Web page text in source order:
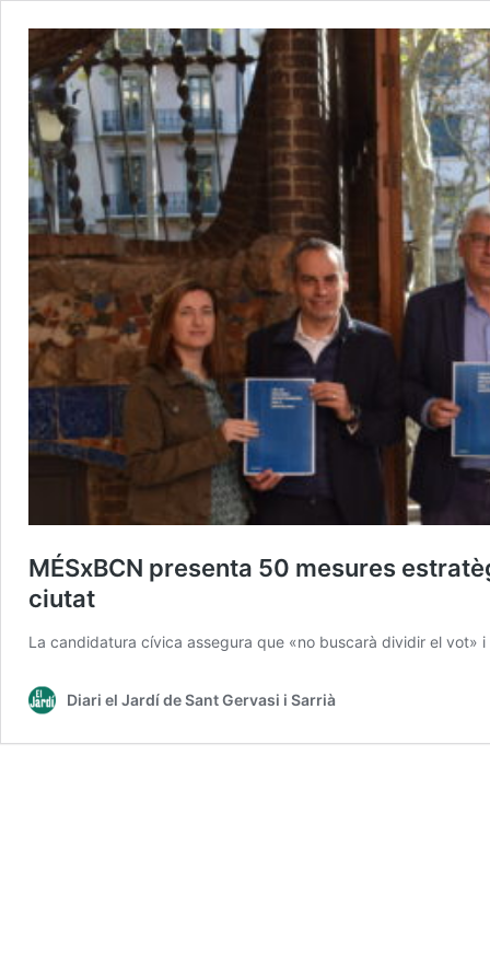
MÉSxBCN presenta 50 mesures
ciutat
La candidatura cívica assegura que «no buscarà dividir el vot»
Diari el Jardí de Sant Gervasi i Sarrià